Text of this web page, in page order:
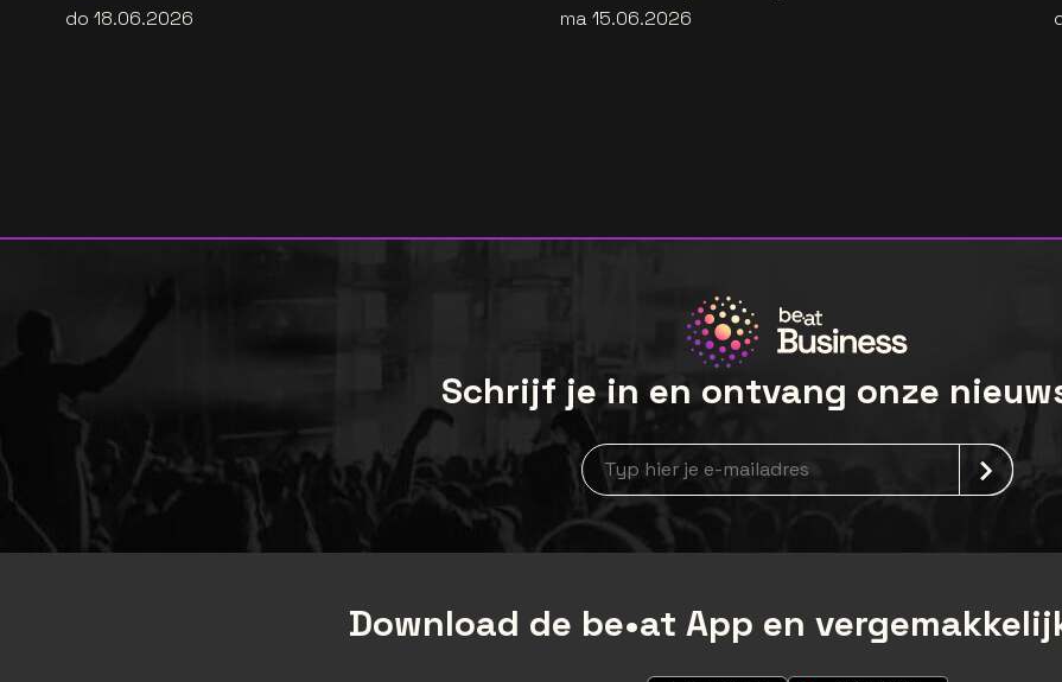
do 18.06.2026 ma 15.06.2026
Schrijf je in en ontvang onze
newsLetterLabel
Download de be•at App en